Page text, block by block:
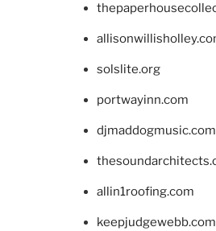
solslite.org
portwayinn.com
djmaddogmusic.com
allin1roofing.com
keepjudgewebb.com